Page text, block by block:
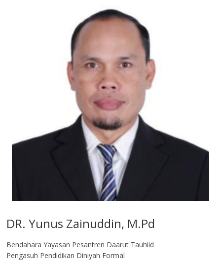
DR. Yunus Zainuddin, M.Pd
Bendahara Yayasan Pesantren Daarut Tauhiid
Pengasuh Pendidikan Diniyah Formal